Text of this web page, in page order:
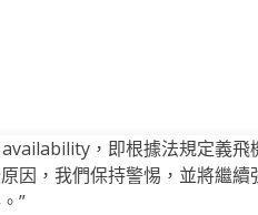
，即根據法規定義飛
因，我們保持警惕，並將繼
”